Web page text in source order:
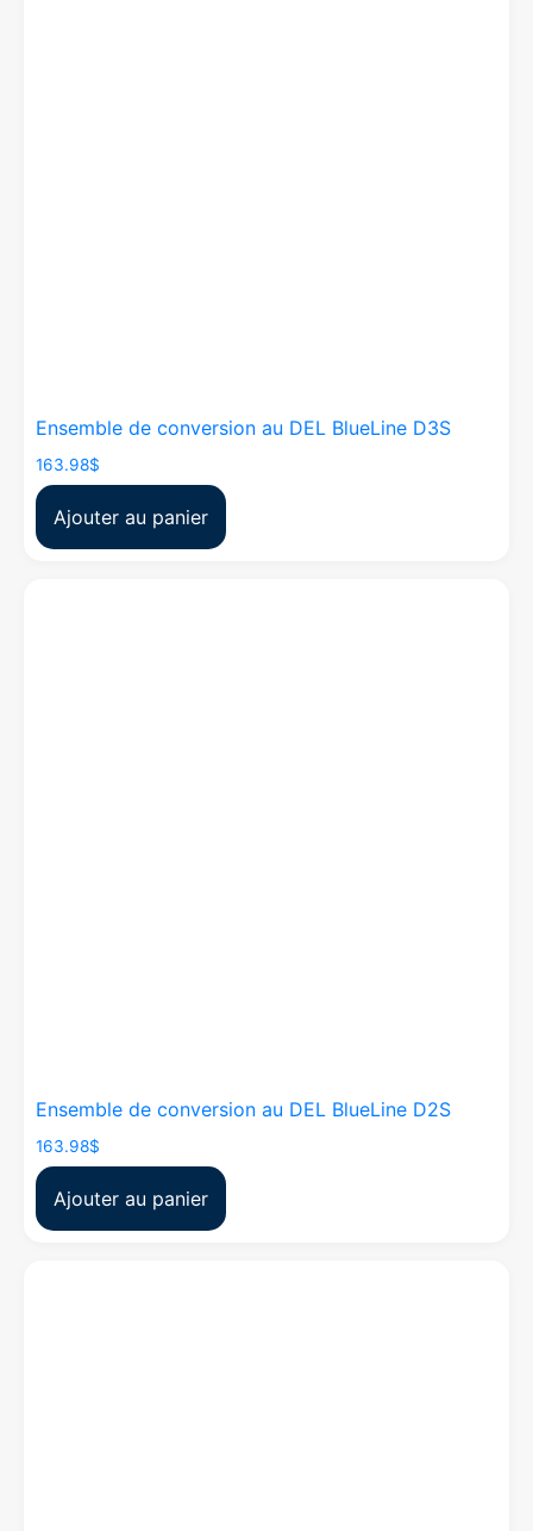
Ensemble de conversion au DEL BlueLine D3S
163.98$
Ajouter au panier
Ensemble de conversion au DEL BlueLine D2S
163.98$
Ajouter au panier